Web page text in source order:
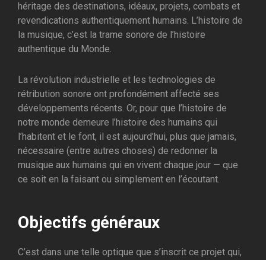
héritage des destinations, idéaux, projets, combats et
revendications authentiquement humains. L’histoire de
la musique, c’est la trame sonore de l’histoire
authentique du Monde.
La révolution industrielle et les technologies de
rétribution sonore ont profondément affecté ses
développements récents. Or, pour que l’histoire de
notre monde demeure l’histoire des humains qui
l’habitent et le font, il est aujourd’hui, plus que jamais,
nécessaire (entre autres choses) de redonner la
musique aux humains qui en vivent chaque jour — que
ce soit en la faisant ou simplement en l’écoutant.
Objectifs généraux
C’est dans une telle optique que s’inscrit ce projet qui,